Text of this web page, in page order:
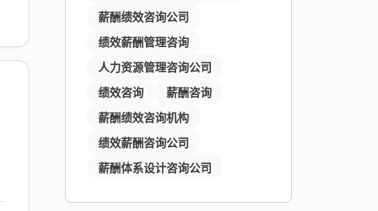
薪酬绩效咨询公司
绩效薪酬管理咨询
人力资源管理咨询公司
绩效咨询
薪酬咨询
薪酬绩效咨询机构
绩效薪酬咨询公司
薪酬体系设计咨询公司